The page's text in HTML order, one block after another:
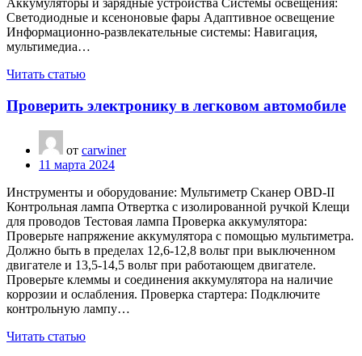
Аккумуляторы и зарядные устройства Системы освещения:
Светодиодные и ксеноновые фары Адаптивное освещение
Информационно-развлекательные системы: Навигация,
мультимедиа…
Читать статью
Проверить электронику в легковом автомобиле
от carwiner
11 марта 2024
Инструменты и оборудование: Мультиметр Сканер OBD-II
Контрольная лампа Отвертка с изолированной ручкой Клещи
для проводов Тестовая лампа Проверка аккумулятора:
Проверьте напряжение аккумулятора с помощью мультиметра.
Должно быть в пределах 12,6-12,8 вольт при выключенном
двигателе и 13,5-14,5 вольт при работающем двигателе.
Проверьте клеммы и соединения аккумулятора на наличие
коррозии и ослабления. Проверка стартера: Подключите
контрольную лампу…
Читать статью